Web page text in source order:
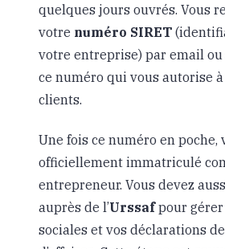
quelques jours ouvrés. Vous
votre numéro SIRET
votre entreprise) par email ou
ce numéro qui vous autorise
clients.
Une fois ce numéro en poche,
officiellement immatriculé
entrepreneur. Vous devez
auprès de l’Urssafpour gérer
sociales et vos déclarations